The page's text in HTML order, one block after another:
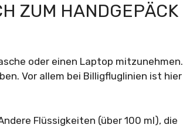
ZUM HANDGEPÄCK
oder einen Laptop mitzunehmen.
Vor allem bei Billigfluglinien ist hier
Flüssigkeiten (über 100 ml), die